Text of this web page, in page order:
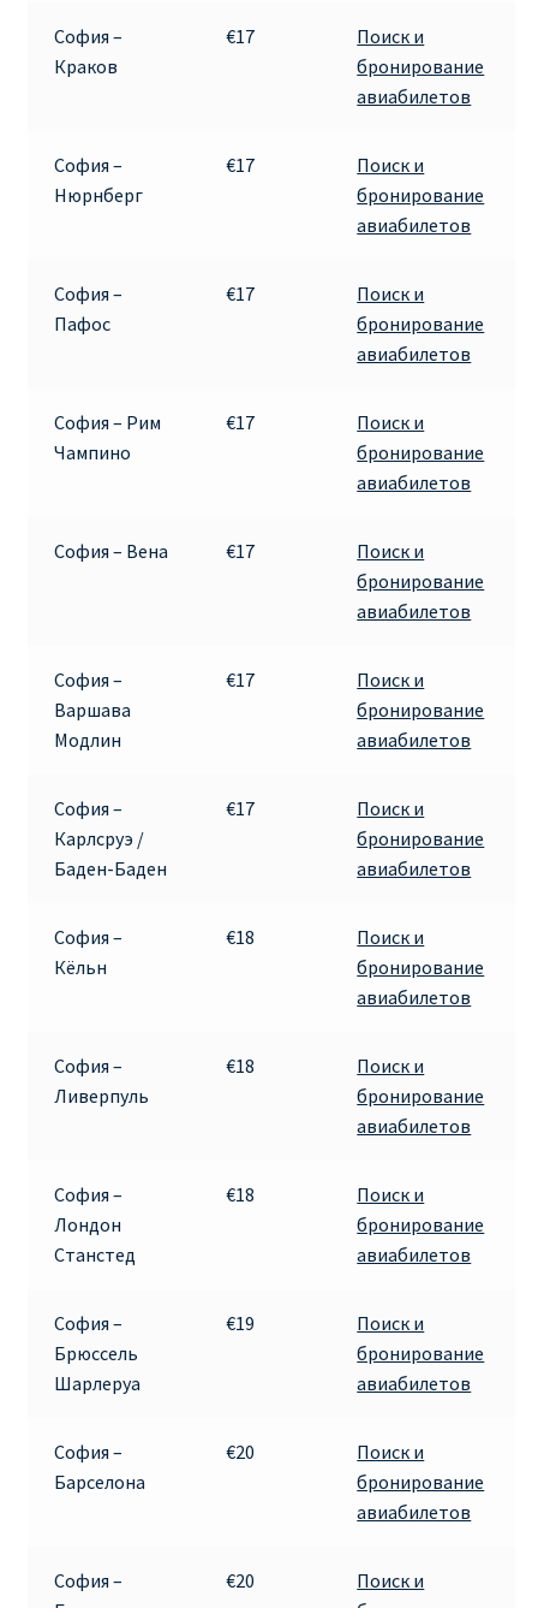
ПРАВИЛА RYANAIR В АЭРОПОРТУ И НА БОРТУ
ПУТЕШЕСТВИЕ С ДЕТЬМИ И МЛАДЕНЦАМИ
РЕЙСАМИ RYANAIR
ПУТЕШЕСТВИЯ РЕЙСАМИ RYANAIR
Информация по бронированию билетов Ryanair
КАК НАЙТИ ДЕШЕВЫЙ БИЛЕТ
КУПИТЬ АВИАБИЛЕТЫ ДЕШЕВО
Париж
ПРАВИЛА РЕГИСТРАЦИИ
ПРИЛОЖЕНИЕ RYANAIR НА РУССКОМ
ПРОВОЗ БАГАЖА RYANAIR – ПРАВИЛА
РАЙАНЭЙР НА РУССКОМ | КНФТФШК
Регистрация ребенка на рейс RYANAIR
Рождественские направления от € 9
Райнэйр на русском
О сайте
София –
Краков
€17
Поиск и
бронирование
авиабилетов
София –
Нюрнберг
€17
Поиск и
бронирование
авиабилетов
София –
Пафос
€17
Поиск и
бронирование
авиабилетов
София – Рим
Чампино
€17
Поиск и
бронирование
авиабилетов
София – Вена €17
Поиск и
бронирование
авиабилетов
София –
Варшава
Модлин
€17
Поиск и
бронирование
авиабилетов
София –
Карлсруэ /
Баден-Баден
€17
Поиск и
бронирование
авиабилетов
София –
Кёльн
€18
Поиск и
бронирование
авиабилетов
София –
Ливерпуль
€18
Поиск и
бронирование
авиабилетов
София –
Лондон
Станстед
€18
Поиск и
бронирование
авиабилетов
София –
Брюссель
Шарлеруа
€19
Поиск и
бронирование
авиабилетов
София –
Барселона
€20
Поиск и
бронирование
авиабилетов
София –
€20
Поиск и